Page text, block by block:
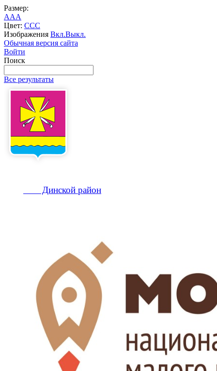
Размер:
AAA
Цвет: CCC
Изображения Вкл.Выкл.
Обычная версия сайта
Войти
Поиск
Все результаты
Динской район